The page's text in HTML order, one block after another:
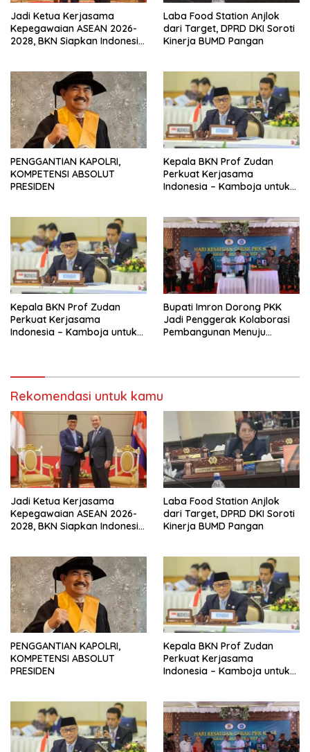
Jadi Ketua Kerjasama
Kepegawaian ASEAN 2026-
2028, BKN Siapkan Indonesia
Laba Food Station Anjlok
dari Target, DPRD DKI Soroti
Kinerja BUMD Pangan
PENGGANTIAN KAPOLRI,
KOMPETENSI ABSOLUT
PRESIDEN
Kepala BKN Prof Zudan
Perkuat Kerjasama
Indonesia – Kamboja untuk
Kepala BKN Prof Zudan
Perkuat Kerjasama
Indonesia – Kamboja untuk
Bupati Imron Dorong PKK
Jadi Penggerak Kolaborasi
Pembangunan Menuju
Rekomendasi untuk kamu
Jadi Ketua Kerjasama
Kepegawaian ASEAN 2026-
2028, BKN Siapkan Indonesia
Laba Food Station Anjlok
dari Target, DPRD DKI Soroti
Kinerja BUMD Pangan
PENGGANTIAN KAPOLRI,
KOMPETENSI ABSOLUT
PRESIDEN
Kepala BKN Prof Zudan
Perkuat Kerjasama
Indonesia – Kamboja untuk